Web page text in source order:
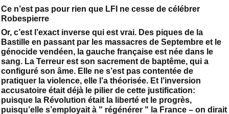
Ce n’est pas pour rien que LFI ne cesse de célébrer
Robespierre
Or, c’est l’exact inverse qui est vrai. Des piques de la
Bastille en passant par les massacres de Septembre et le
génocide vendéen, la gauche française est née dans le
sang. La Terreur est son sacrement de baptême, qui a
configuré son âme. Elle ne s’est pas contentée de
pratiquer la violence, elle l’a théorisée. Et l’inversion
accusatoire était déjà le pilier de cette justification:
puisque la Révolution était la liberté et le progrès,
puisqu’elle s’employait à " régénérer " la France – on dirait